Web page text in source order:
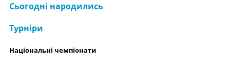
Сьогодні народились
Турніри
Національні чемпіонати